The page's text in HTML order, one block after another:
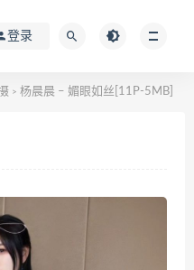
登录
> 杨晨晨 – 媚眼如丝[11P-5MB]